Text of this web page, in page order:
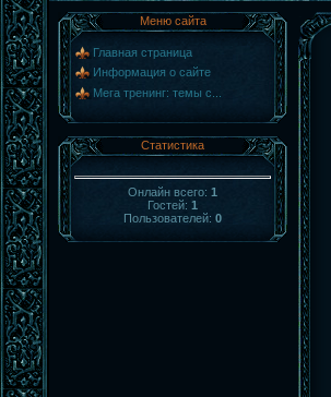
Меню сайта
Главная страница
Информация о сайте
Мега тренинг: темы с...
Статистика
Онлайн всего: 1
Гостей: 1
Пользователей: 0